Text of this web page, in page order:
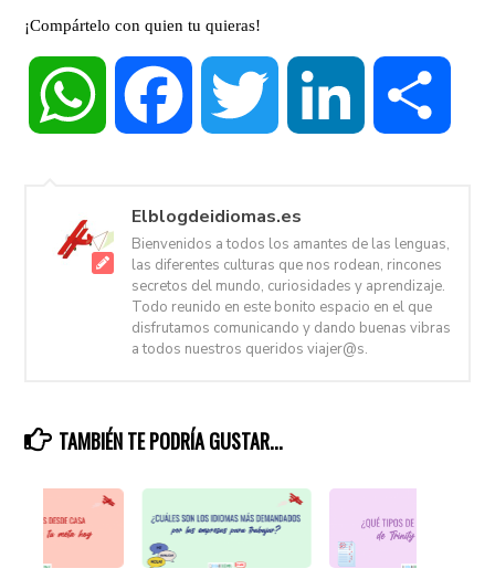
¡Compártelo con quien tu quieras!
WhatsApp Facebook Twitter LinkedIn
Elblogdeidiomas.es
Bienvenidos a todos los amantes de las lenguas,
las diferentes culturas que nos rodean, rincones
secretos del mundo, curiosidades y aprendizaje.
Todo reunido en este bonito espacio en el que
disfrutamos comunicando y dando buenas vibras
a todos nuestros queridos viajer@s.
TAMBIÉN TE PODRÍA GUSTAR...